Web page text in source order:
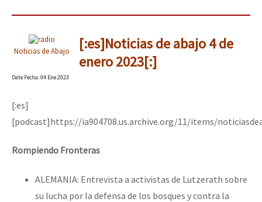
Noticias de Abajo
[:es]Noticias de abajo 4 de
enero 2023[:]
DateFecha: 04 Ene 2023
[:es]
[podcast]https://ia904708.us.archive.org/11/items/
Rompiendo Fronteras
ALEMANIA: Entrevista a activistas de Lutzerath sobre
su lucha por la defensa de los bosques y contra la